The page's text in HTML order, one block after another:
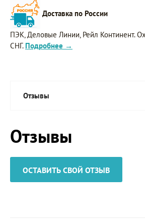
Доставка по России
ПЭК, Деловые Линии, Рейл Континент.
СНГ. Подробнее →
Отзывы
Отзывы
ОСТАВИТЬ СВОЙ ОТЗЫВ